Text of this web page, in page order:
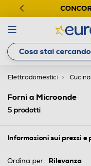
Elettrodomestici
Forni a Microonde
5 prodotti
Informazioni sui prezzi
Ordina per: